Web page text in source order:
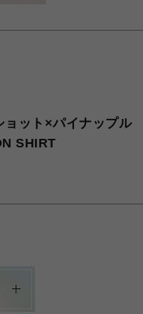
ット×パイナップル
SHIRT